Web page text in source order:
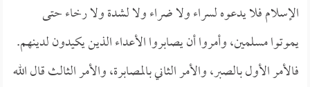
الإسلام فلا يدعوه لسراء ولا ضراء ولا لشدة ولا رخاء حتى
يموتوا مسلمين، وأمروا أن يصابروا الأعداء الذين يكيدون لدينهم.
فالأمر الأول بالصبر، والأمر الثاني بالمصابرة، والأمر الثالث قال الله